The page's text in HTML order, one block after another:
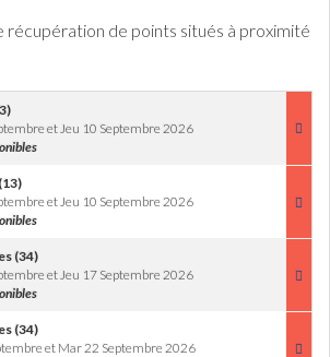
récupération de points situés à proximité
et Jeu 10 Septembre 2026
et Jeu 10 Septembre 2026
(34)
et Jeu 17 Septembre 2026
(34)
et Mar 22 Septembre 2026